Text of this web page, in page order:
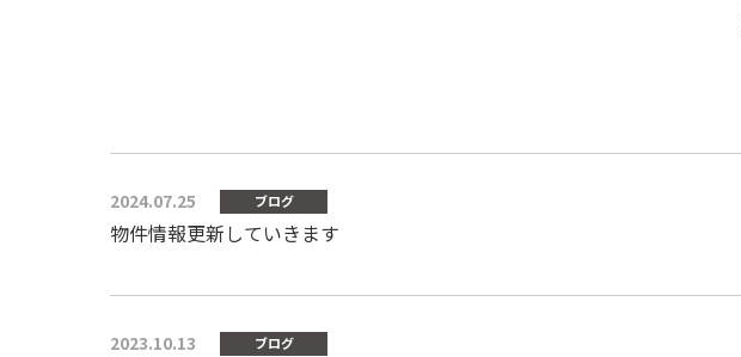
2024.07.25 ブログ
物件情報更新していきます
2023.10.13 ブログ